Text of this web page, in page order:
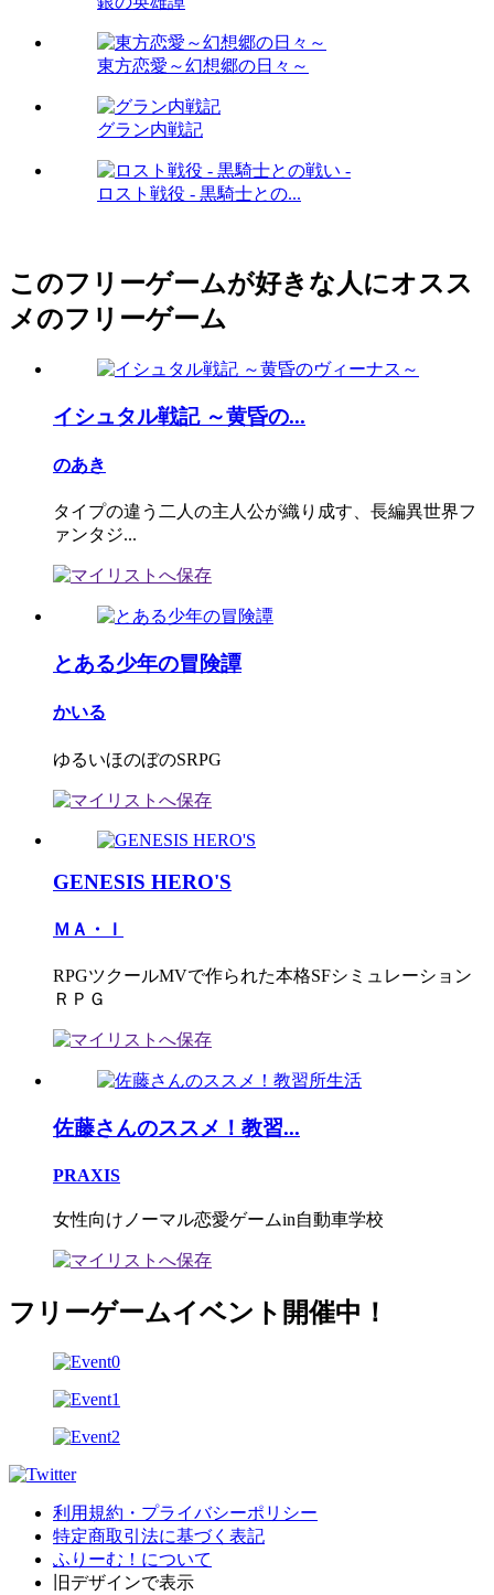
東方恋愛～幻想郷の日々～
グラン内戦記
ロスト戦役 - 黒騎士との...
このフリーゲームが好きな人にオスス
メのフリーゲーム
イシュタル戦記 ～黄昏の...
のあき
タイプの違う二人の主人公が織り成す、長編異世界フ
ァンタジ...
とある少年の冒険譚
かいる
ゆるいほのぼのSRPG
GENESIS HERO'S
ＭＡ・Ｉ
RPGツクールMVで作られた本格SFシミュレーション
ＲＰＧ
佐藤さんのススメ！教習...
PRAXIS
女性向けノーマル恋愛ゲームin自動車学校
フリーゲームイベント開催中！
利用規約・プライバシーポリシー
特定商取引法に基づく表記
ふりーむ！について
旧デザインで表示